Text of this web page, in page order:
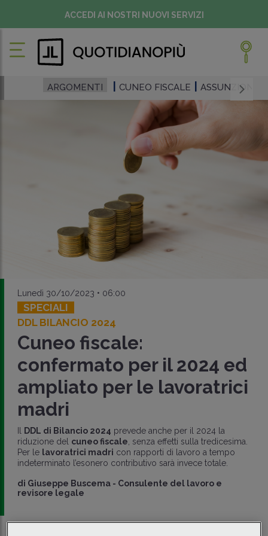
ACCEDI AI NOSTRI NUOVI SERVIZI
ARGOMENTI CUNEO FISCALE ASSUNZIONI
Lunedì 30/10/2023 • 06:00
SPECIALI
DDL BILANCIO 2024
Cuneo fiscale:
confermato per il 2024 ed
ampliato per le lavoratrici
madri
DDL di Bilancio 2024 prevede anche per il 2024 la
riduzione del cuneo fiscale , senza effetti sulla tredicesima.
Per le lavoratrici madri con rapporti di lavoro a tempo
indeterminato l’esonero contributivo sarà invece totale.
di Giuseppe Buscema - Consulente del lavoro e
revisore legale